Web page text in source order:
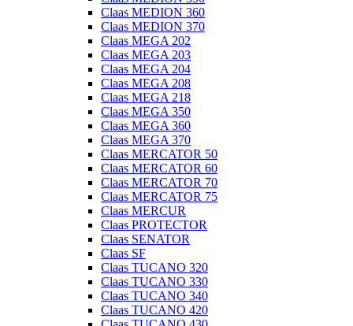
Claas MEDION 360
Claas MEDION 370
Claas MEGA 202
Claas MEGA 203
Claas MEGA 204
Claas MEGA 208
Claas MEGA 218
Claas MEGA 350
Claas MEGA 360
Claas MEGA 370
Claas MERCATOR 50
Claas MERCATOR 60
Claas MERCATOR 70
Claas MERCATOR 75
Claas MERCUR
Claas PROTECTOR
Claas SENATOR
Claas SF
Claas TUCANO 320
Claas TUCANO 330
Claas TUCANO 340
Claas TUCANO 420